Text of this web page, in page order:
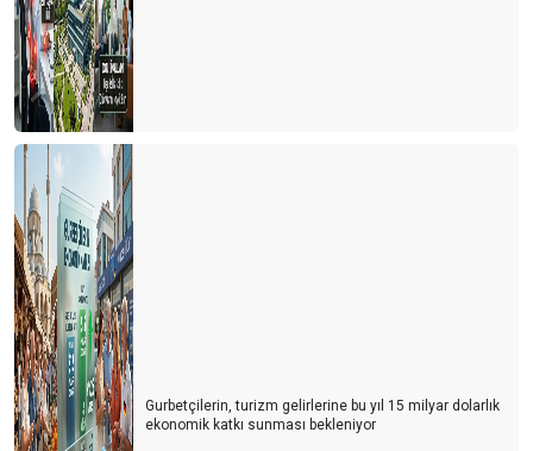
Gurbetçilerin, turizm gelirlerine bu yıl 15 milyar dolarlık
ekonomik katkı sunması bekleniyor